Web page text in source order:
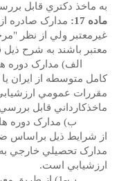
به ماخذ دکتري قابل
ماده 17:
مدارک صادره
غيرمعتبر ولي از نظر
معتبر باشند به شرح
الف) مدارک دوره هاي
کامل متوسطه از ايران
مقررات عمومي
ماخذکارداني قابل
ب) مدارک دوره هاي
از شرايط ذيل براساس
مدارک تحصيلي خارجي
ارزشيابي است.